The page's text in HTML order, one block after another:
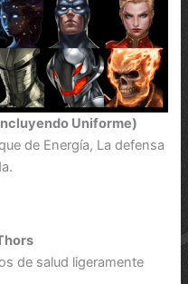
Uniforme)
de Energía, La defensa
de salud ligeramente